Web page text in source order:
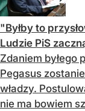
"Byłby to
Ludzie PiS
Zdaniem byłego
Pegasus
władzy.
nie ma bowiem